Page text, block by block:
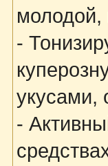
молодой,
-
укусами,
-